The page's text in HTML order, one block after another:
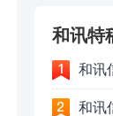
和讯特
和讯
应对
和讯